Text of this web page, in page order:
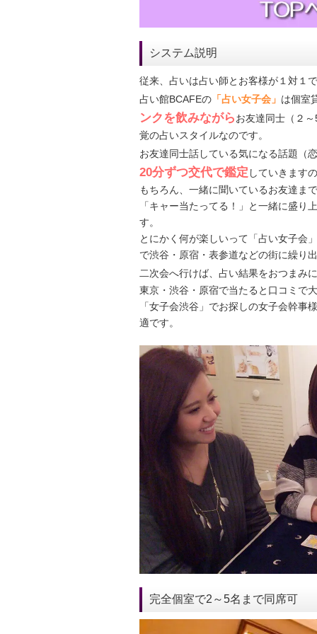
システム説明
従来、占いは占い師とお客様が１対１
占い館BCAFEの 「占い女子会」 は個室
ンクを飲みながらお友達同士（２
覚の占いスタイルなのです。
お友達同士話している気になる話題（
20分ずつ交代で鑑定 していきます
もちろん、一緒に聞いているお友達ま
「キャー当たってる！」と一緒に盛り
す。
とにかく何が楽しいって「占い女子会
で渋谷・原宿・表参道などの街に繰り
二次会へ行けば、占い結果をおつまみ
東京・渋谷・原宿で当たると口コミで
「女子会渋谷」でお探しの女子会幹
適です。
完全個室で2～5名まで同席可